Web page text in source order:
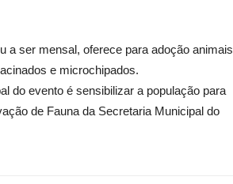
a ser mensal, oferece para adoção animais
e microchipados.
do evento é sensibilizar a população para
de Fauna da Secretaria Municipal do